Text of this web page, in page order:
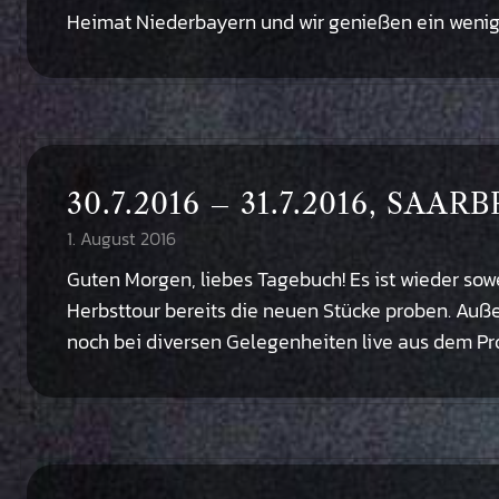
Heimat Niederbayern und wir genießen ein
30.7.2016 – 31.7.2016,
1. August 2016
Guten Morgen, liebes Tagebuch! Es ist wieder
Herbsttour bereits die neuen Stücke proben.
noch bei diversen Gelegenheiten live aus dem